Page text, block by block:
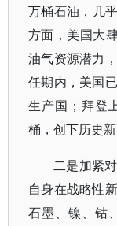
万桶石油，几
方面，美国大
油气资源潜力
任期内，美国
生产国；拜登
桶，创下历史新
二是加紧
自身在战略性
石墨、镍、钴